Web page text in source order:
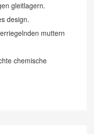
gleitlagern.
design.
muttern
chemische